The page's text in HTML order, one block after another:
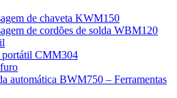
de chaveta KWM150
de cordões de solda WBM120
portátil CMM304
automática BWM750 – Ferramentas